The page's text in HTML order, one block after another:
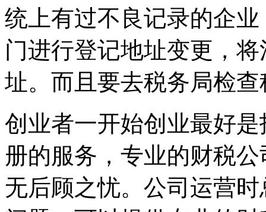
统上有过不良记录的企
门进行登记地址变更，
址。而且要去税务局检
创业者一开始创业最好
册的服务，专业的财税
无后顾之忧。公司运营